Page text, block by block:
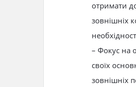
отримати
зовнішніх
– Фокус на
своїх
зовнішніх